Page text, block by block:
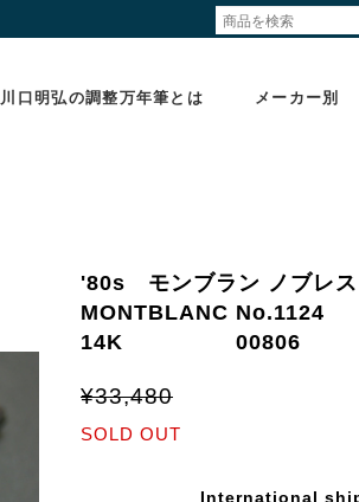
川口明弘の調整万年筆とは メーカー別
'80s モンブラン ノブレ
MONTBLANC No.1124
14K 00806
¥33,480
SOLD OUT
International